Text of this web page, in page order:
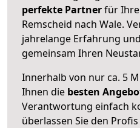
perfekte Partnerfür
Remscheid nach Wale.
jahrelange Erfahrung
gemeinsam Ihren
Innerhalb von nur ca. 5
Ihnen die besten
Verantwortung einfach
überlassen Sie den